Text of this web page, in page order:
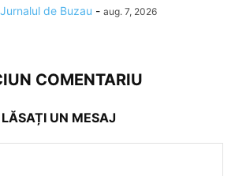
Jurnalul de Buzau - aug. 7, 2026
COMENTARIU
LĂSAȚI UN MESAJ